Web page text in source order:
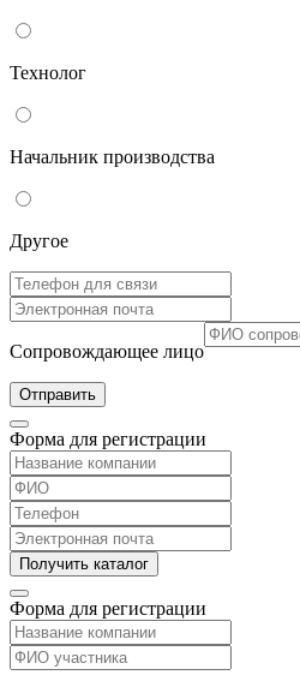
Технолог
Начальник производства
Другое
Сопровождающее лицо
Форма для регистрации
Форма для регистрации